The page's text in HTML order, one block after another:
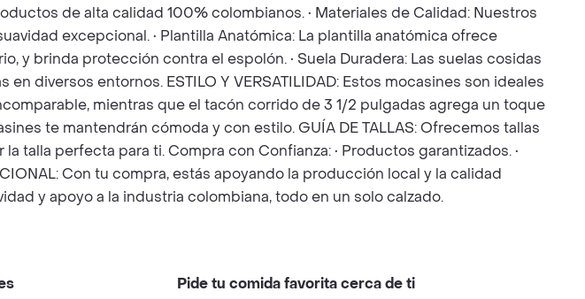
de alta calidad 100% colombianos. • Materiales de Calidad: Nuestros
excepcional. • Plantilla Anatómica: La plantilla anatómica ofrece
y brinda protección contra el espolón. • Suela Duradera: Las suelas cosidas
diversos entornos. ESTILO Y VERSATILIDAD: Estos mocasines son ideales
mientras que el tacón corrido de 3 1/2 pulgadas agrega un toque
te mantendrán cómoda y con estilo. GUÍA DE TALLAS: Ofrecemos tallas
talla perfecta para ti. Compra con Confianza: • Productos garantizados. •
Con tu compra, estás apoyando la producción local y la calidad
y apoyo a la industria colombiana, todo en un solo calzado.
Pide tu comida favorita cerca de ti